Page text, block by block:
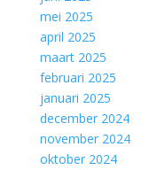
mei 2025
april 2025
maart 2025
februari 2025
januari 2025
december 2024
november 2024
oktober 2024